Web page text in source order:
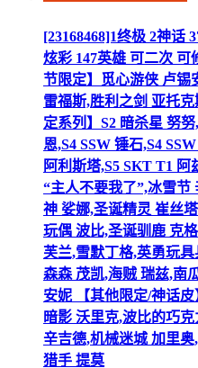
[23168468]1终极 2神话
炫彩 147英雄 可二次 可
节限定】觅心游侠 卢锡
雷福斯,胜利之剑 亚托
定系列】S2 暗杀星 努
恩,S4 SSW 锤石,S4
阿利斯塔,S5 SKT T1 阿
“主人不要我了”,冰雪节
神 娑娜,圣诞精灵 崔丝
玩偶 波比,圣诞驯鹿 克
芙兰,雪默丁格,英勇玩
森森 茂凯,海贼 瑞兹,南
安妮 【其他限定/神话
暗影 沃里克,波比的巧
辛吉德,机械迷城 加里
猎手 提莫